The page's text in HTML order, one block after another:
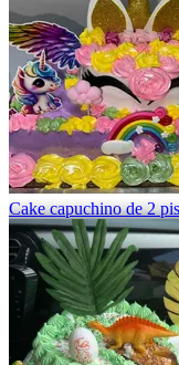
Cake capuchino de 2